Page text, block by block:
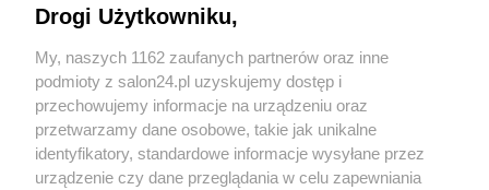
Sport
Społeczeństwo
Kultura
Drogi Użytkowniku,
My, naszych 1162 zaufanych partnerów oraz inne
podmioty z salon24.pl uzyskujemy dostęp i
przechowujemy informacje na urządzeniu oraz
przetwarzamy dane osobowe, takie jak unikalne
identyfikatory, standardowe informacje wysyłane przez
urządzenie czy dane przeglądania w celu zapewniania